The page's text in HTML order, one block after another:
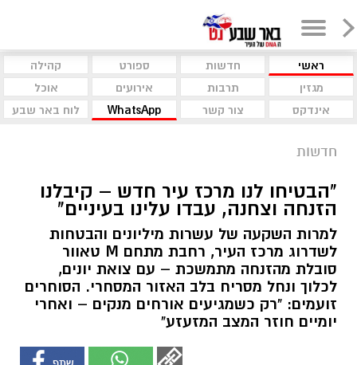
ראשי חדשות ספורט
קהילה
מגזין
תרבות אירועים
אוכל
אינדקס
צור קשר WhatsApp לוח באר שבע
חדשות
"הבטיחו לנו מרכז עיר חדש – קיבלנו
הזנחה וצחנה, עבדו עלינו בעיניים"
למרות השקעה של עשרות מיליונים והבטחות
לשדרוג מרכז העיר, רחבת מתחם M טאוור
סובלת מהזנחה מתמשכת – עם צואת יונים,
לכלוך ונחל מסריח בלב האזור המסחרי. הסוחרים
זועמים: "רק כשמגיעים אורחים מנקים – ואחרי
יומיים חוזר המצב המזעזע"